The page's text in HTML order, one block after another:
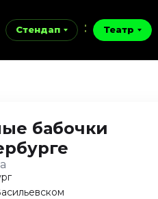
Стендап Театр
бабочки